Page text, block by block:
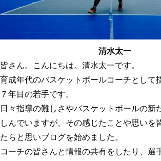
清水太一
皆さん。こんにちは。清水太一です。
育成年代のバスケットボールコーチとして
７年目の若手です。
日々指導の難しさやバスケットボールの新
しんでいますが、その感じたことや思いを
たらと思いブログを始めました。
コーチの皆さんと情報の共有をしたり、選